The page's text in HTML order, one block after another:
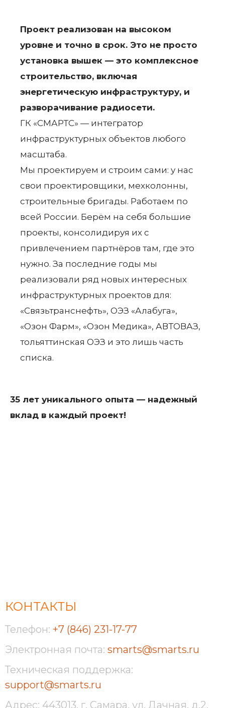
Проект реализован на высоком
уровне и точно в срок. Это не просто
установка вышек — это комплексное
строительство, включая
энергетическую инфраструктуру, и
разворачивание радиосети.
ГК «СМАРТС» — интегратор
инфраструктурных объектов любого
масштаба.
Мы проектируем и строим сами: у нас
свои проектировщики, мехколонны,
строительные бригады. Работаем по
всей России. Берём на себя большие
проекты, консолидируя их с
привлечением партнёров там, где это
нужно. За последние годы мы
реализовали ряд новых интересных
инфраструктурных проектов для:
«Связьтранснефть», ОЭЗ «Алабуга»,
«Озон Фарм», «Озон Медика», АВТОВАЗ,
тольяттинская ОЭЗ и это лишь часть
списка.
35 лет уникального опыта — надежный
вклад в каждый проект!
КОНТАКТЫ
Телефон: +7 (846) 231-17-77
Электронная почта: smarts@smarts.ru
Техническая поддержка:
support@smarts.ru
Адрес: 443013, г. Самара, ул. Дачная, д.2,